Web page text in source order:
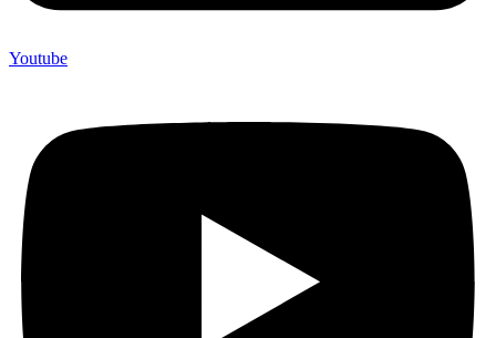
Youtube